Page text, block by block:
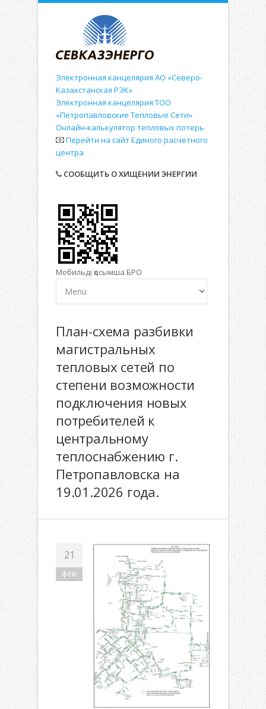
Электронная канцелярия АО «Северо-
Казахстанская РЭК»
Электронная канцелярия ТОО
«Петропавловские Тепловые Сети»
Онлайн-калькулятор тепловых потерь
Перейти на сайт Единого расчетного
центра
СООБЩИТЬ О ХИЩЕНИИ ЭНЕРГИИ
Мобильді қосымша БРО
План-схема разбивки
магистральных
тепловых сетей по
степени возможности
подключения новых
потребителей к
центральному
теплоснабжению г.
Петропавловска на
19.01.2026 года.
21
фев